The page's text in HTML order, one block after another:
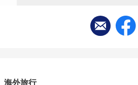
海外旅行